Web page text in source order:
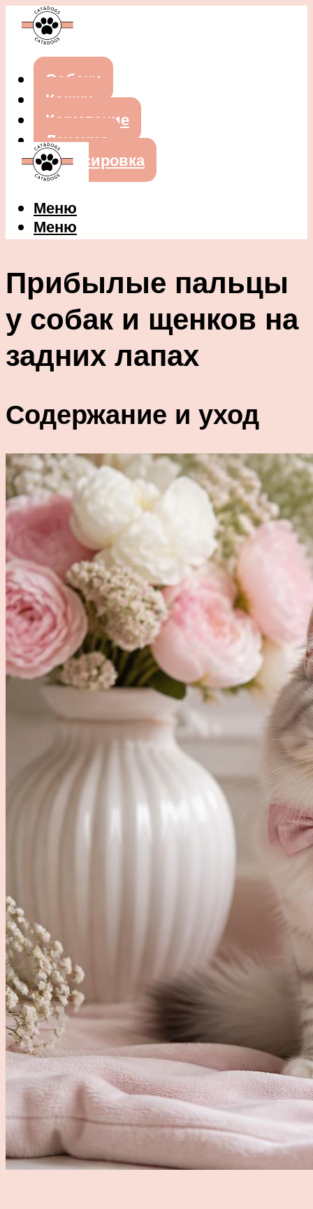
Собаки
Кошки
Кормление
Лечение
Дрессировка
Меню
Меню
Прибылые пальцы
у собак и щенков на
задних лапах
Содержание и уход